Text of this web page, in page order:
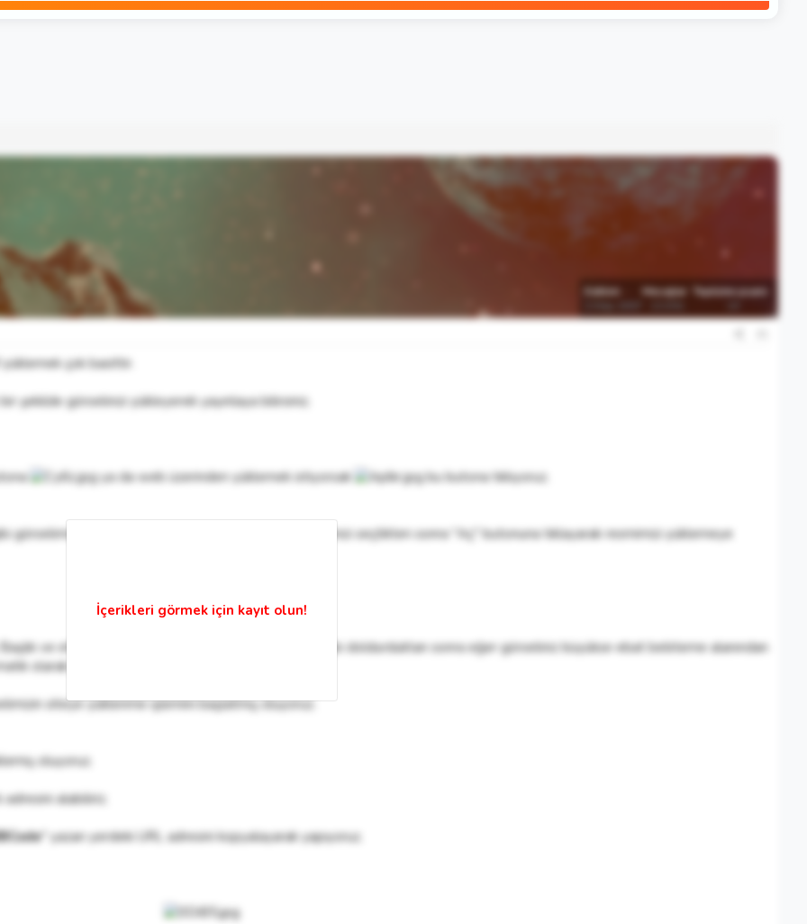
Katılım
Mesajlar
Tepkime puanı
çok basittir.
şekilde görselinizi yükleyerek yayınlaya bilirsiniz.
ya da web üzerinden yüklemek istiyorsak bu butona tıklıyoruz.
görselimizin bulunduğu klasörümüze giderek görselimizi seçtikten sonra "Aç" butonuna tıklayarak resmimizi yüklemeye
ve etiket kısmını yukarıdaki örnekte görüldüğü gibi doldurduktan sonra eğer görseliniz büyükse ebat belirleme alanından
olarak ayarlanmasını sağlayabilirsiniz.
siteye yüklenme işlemini başlatmış oluyoruz.
oluyoruz.
alabiliriz.
" yazan yerdeki URL adresini kopyalayarak yapıyoruz.